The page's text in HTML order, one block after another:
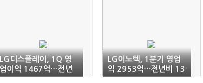
LG디스플레이, 1Q 영
업이익 1467억…전년
비 338%↑
LG이노텍, 1분기 영업
익 2953억…전년비 13
6%↑